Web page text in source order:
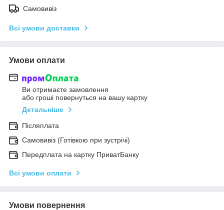
Самовивіз
Всі умови доставки
Умови оплати
Ви отримаєте замовлення
або гроші повернуться на вашу картку
Детальніше
Післяплата
Самовивіз (Готівкою при зустрічі)
Передплата на картку ПриватБанку
Всі умови оплати
Умови повернення